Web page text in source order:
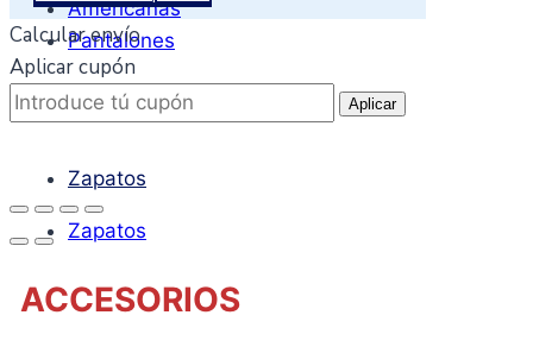
Americanas
Pantalones
CALZADO
Zapatos
Zapatos
ACCESORIOS
Calcular envío
Aplicar cupón
Aplicar